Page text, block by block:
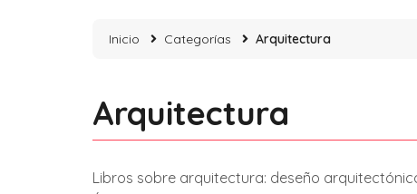
Inicio Categorías Arquitectura
Arquitectura
Libros sobre arquitectura: deseño